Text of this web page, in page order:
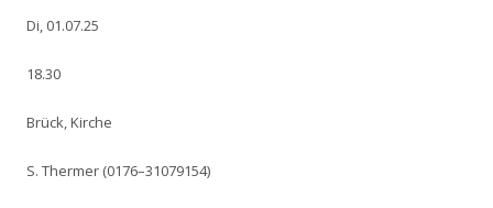
chor
Di, 01.07.25
18.30
Brück, Kir­che
S. Ther­mer (0176–31079154)